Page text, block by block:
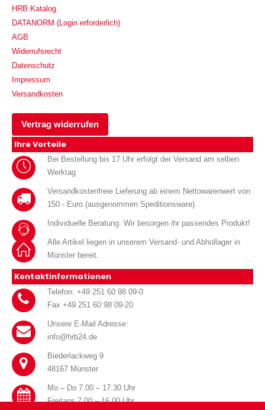
HRB Katalog
DATANORM (Login erforderlich)
AGB
Widerrufsrecht
Datenschutz
Impressum
Versandkosten
Vertrag widerrufen
Ihre Vorteile
Bei Bestellung bis 17 Uhr erfolgt der Versand am selben
Werktag
Versandkostenfreie Lieferung ab einem Nettowarenwert von
150.- Euro (ausgenommen Speditionsware).
Individuelle Beratung. Wir besorgen ihr passendes Produkt!
Alle Artikel liegen in unserem Versand- und Abhollager in
Münster bereit.
Kontaktinformationen
Telefon: +49 251 60 98 09-0
Fax +49 251 60 98 09-20
Unsere E-Mail Adresse:
info@hrb24.de
Biederlackweg 9
48167 Münster
Mo – Do 7.00 – 17.30 Uhr
Freitags 7.00 – 16.00 Uhr